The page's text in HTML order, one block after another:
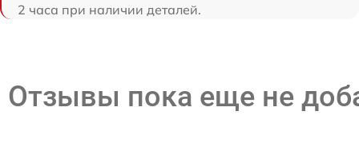
2 часа при наличии деталей.
Отзывы пока еще не